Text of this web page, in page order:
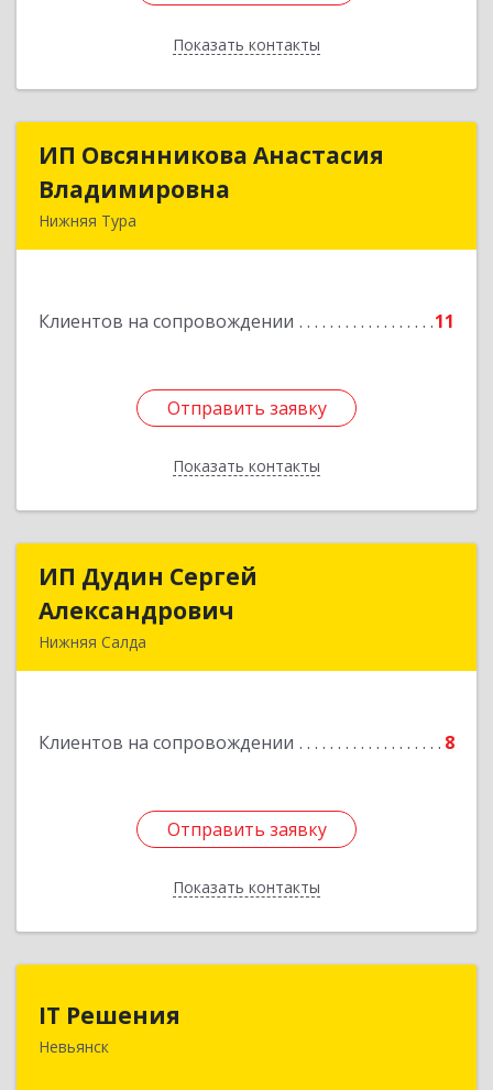
Показать контакты
Назад
ИП Овсянникова Анастасия
Владимировна
Нижняя Тура
Клиентов на сопровождении 11
Отправить заявку
Показать контакты
ИП Овсянникова Анастасия
Подробнее
Отправить заявку
Назад
ИП Дудин Сергей
Александрович
Нижняя Салда
Клиентов на сопровождении 8
Отправить заявку
Показать контакты
ИП Дудин Сергей
Подробнее
Отправить заявку
Назад
IT Решения
Невьянск